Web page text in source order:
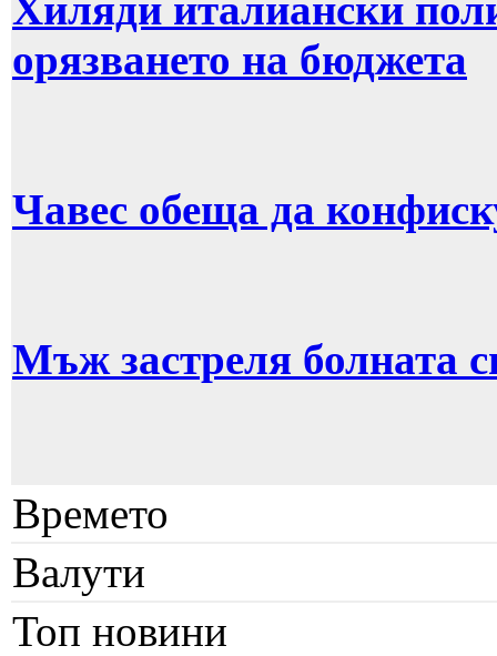
орязването на бюджета
Чавес обеща да
Мъж застреля болната
Времето
Валути
Топ новини